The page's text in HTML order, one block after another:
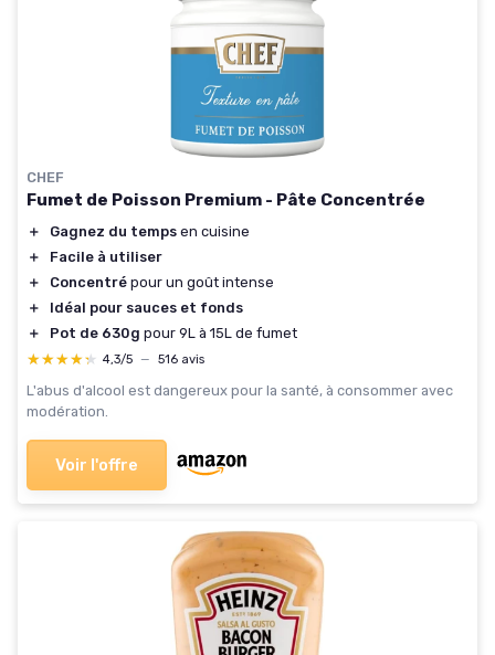
CHEF
Fumet de Poisson Premium - Pâte Concentrée
＋ Gagnez du temps en cuisine
＋
Facile à utiliser
＋
Concentré pour un goût intense
＋
Idéal pour sauces et fonds
＋
Pot de 630g pour 9L à 15L de fumet
★★★★★
★★★★★ 4,3/5 — 516 avis
L'abus d'alcool est dangereux pour la santé, à consommer avec
modération.
Voir l'offre